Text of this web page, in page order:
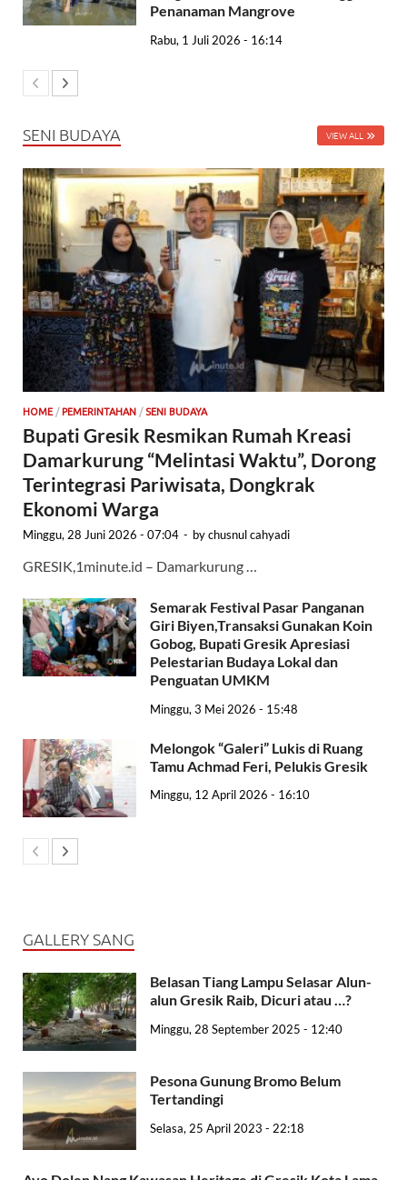
Penanaman Mangrove
Rabu, 1 Juli 2026 - 16:14
SENI BUDAYA VIEW ALL
HOME / PEMERINTAHAN / SENI BUDAYA
Bupati Gresik Resmikan Rumah Kreasi
Damarkurung “Melintasi Waktu”, Dorong
Terintegrasi Pariwisata, Dongkrak
Ekonomi Warga
Minggu, 28 Juni 2026 - 07:04 - bychusnul cahyadi
GRESIK,1minute.id – Damarkurung …
Semarak Festival Pasar Panganan
Giri Biyen,Transaksi Gunakan Koin
Gobog, Bupati Gresik Apresiasi
Pelestarian Budaya Lokal dan
Penguatan UMKM
Minggu, 3 Mei 2026 - 15:48
Melongok “Galeri” Lukis di Ruang
Tamu Achmad Feri, Pelukis Gresik
Minggu, 12 April 2026 - 16:10
GALLERY SANG
Belasan Tiang Lampu Selasar Alun-
alun Gresik Raib, Dicuri atau …?
Minggu, 28 September 2025 - 12:40
Pesona Gunung Bromo Belum
Tertandingi
Selasa, 25 April 2023 - 22:18